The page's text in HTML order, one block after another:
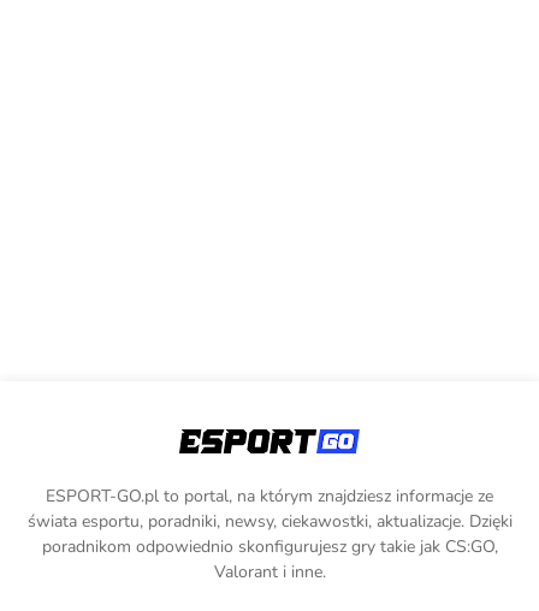
ESPORT-GO.pl to portal, na którym znajdziesz informacje ze
świata esportu, poradniki, newsy, ciekawostki, aktualizacje. Dzięki
poradnikom odpowiednio skonfigurujesz gry takie jak CS:GO,
Valorant i inne.